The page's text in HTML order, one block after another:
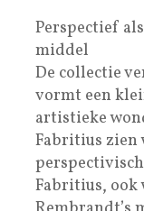
Perspectief
middel
De collectie
vormt een
artistieke
Fabritius zien
Fabritius, ook